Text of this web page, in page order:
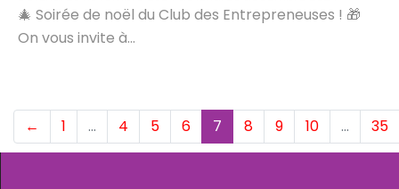
🎄 Soirée de noël du Club des Entrepreneuses ! 🎁
On vous invite à...
← 1 … 4 5 6 7 (current)
8 9 10 … 35